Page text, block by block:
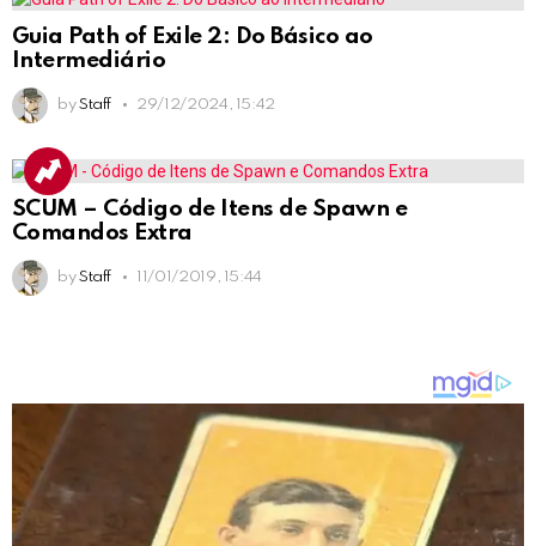
Guia Path of Exile 2: Do Básico ao
Intermediário
by Staff 29/12/2024, 15:42
SCUM – Código de Itens de Spawn e
Comandos Extra
by Staff 11/01/2019, 15:44